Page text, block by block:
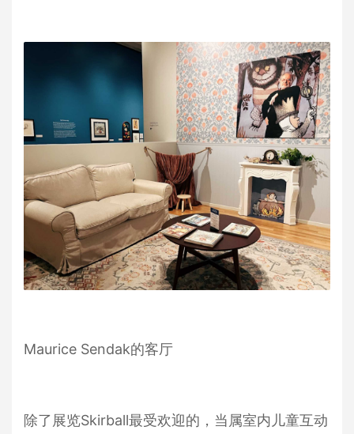
Maurice Sendak的客厅
除了展览Skirball最受欢迎的，当属室内儿童互动